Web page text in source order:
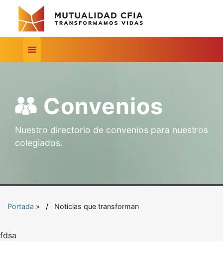
Convenios
Nuestro directorio de convenios para nuestros
colegiados.
Portada » Noticias que transforman
fdsa